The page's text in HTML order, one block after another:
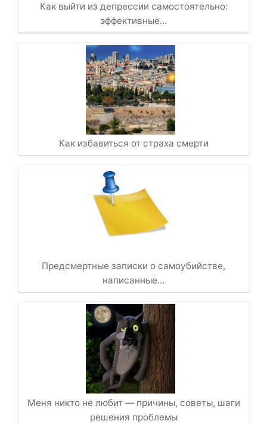
Как выйти из депрессии самостоятельно:
эффективные…
Как избавиться от страха смерти
Предсмертные записки о самоубийстве,
написанные…
Меня никто не любит — причины, советы, шаги
решения проблемы